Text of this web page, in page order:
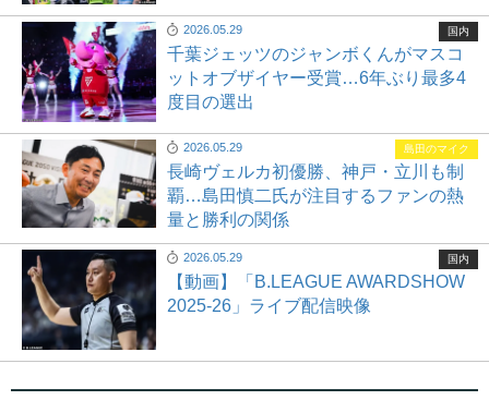
2026.05.29
千葉ジェッツのジャンボくんがマスコ
ットオブザイヤー受賞…6年ぶり最多4
度目の選出
国内
2026.05.29
長崎ヴェルカ初優勝、神戸・立川も制
覇…島田慎二氏が注目するファンの熱
量と勝利の関係
島田のマイク
2026.05.29
【動画】「B.LEAGUE AWARDSHOW
2025-26」ライブ配信映像
国内